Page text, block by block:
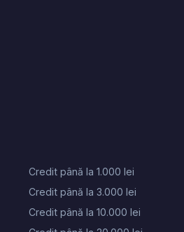
Credit până la 1.000 lei
Credit până la 3.000 lei
Credit până la 10.000 lei